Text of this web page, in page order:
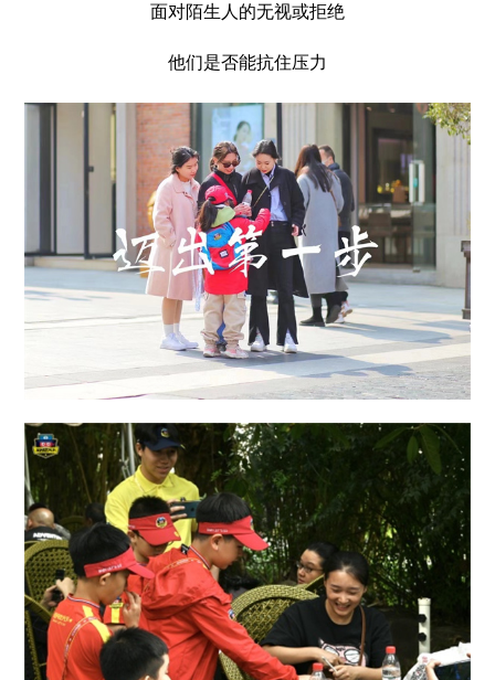
面对陌生人的无视或拒绝
他们是否能抗住压力